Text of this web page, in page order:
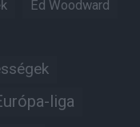
Ed Woodward
liga